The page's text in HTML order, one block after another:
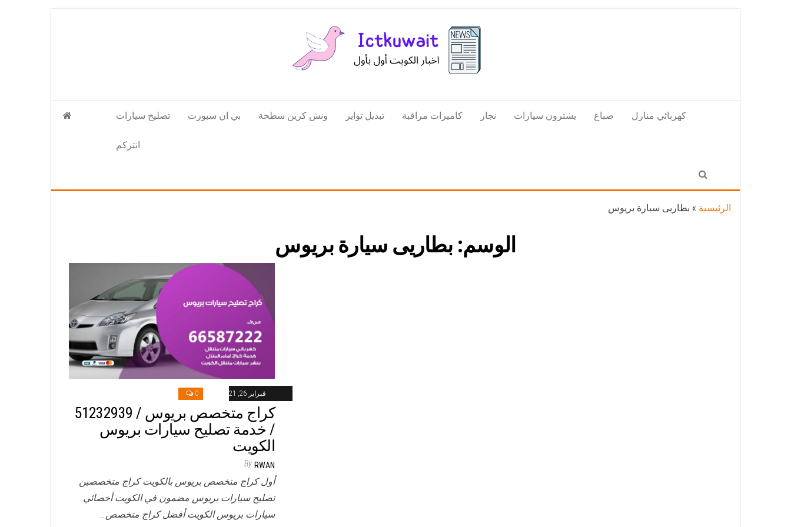
الكويت
تكنولوجيا
المعلومات
تصليح سيارات بي ان سبورت ونش كرين سطحة تبديل تواير كاميرات مراقبة نجار يشترون سيارات صباغ كهربائي منازل
انتركم
الرئيسية » بطاريى سيارة بريوس
الوسم: بطاريى سيارة بريوس
فبراير 26, 2021 0
/ خدمة تصليح سيارات بريوس
الكويت
By RWAN
أول كراج متخصص بريوس بالكويت كراج متخصصين
تصليح سيارات بريوس مضمون في الكويت أخصائي
سيارات بريوس الكويت أفضل كراج متخصص…